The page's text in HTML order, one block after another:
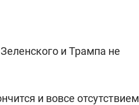
и Трампа не
и вовсе отсутствием